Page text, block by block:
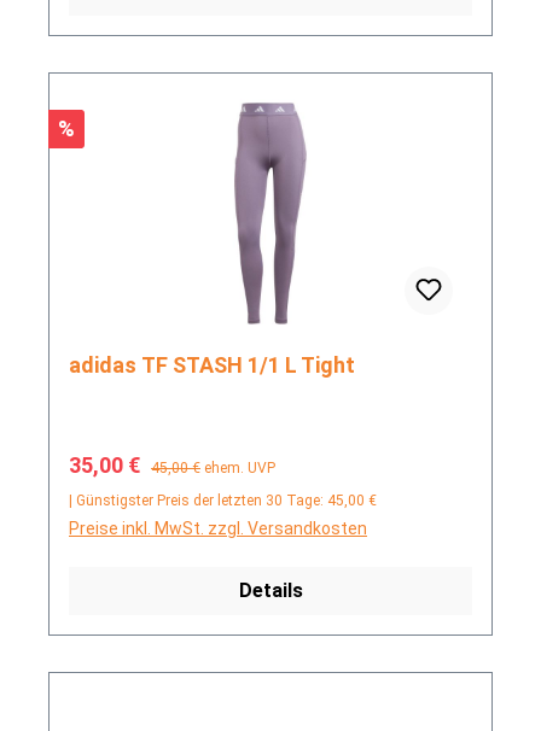
Rabatt
%
adidas TF STASH 1/1 L Tight
Verkaufspreis:
35,00 € Regulärer Preis:
45,00 € ehem. UVP
| Günstigster Preis der letzten 30 Tage: 45,00 €
Preise inkl. MwSt. zzgl. Versandkosten
Details